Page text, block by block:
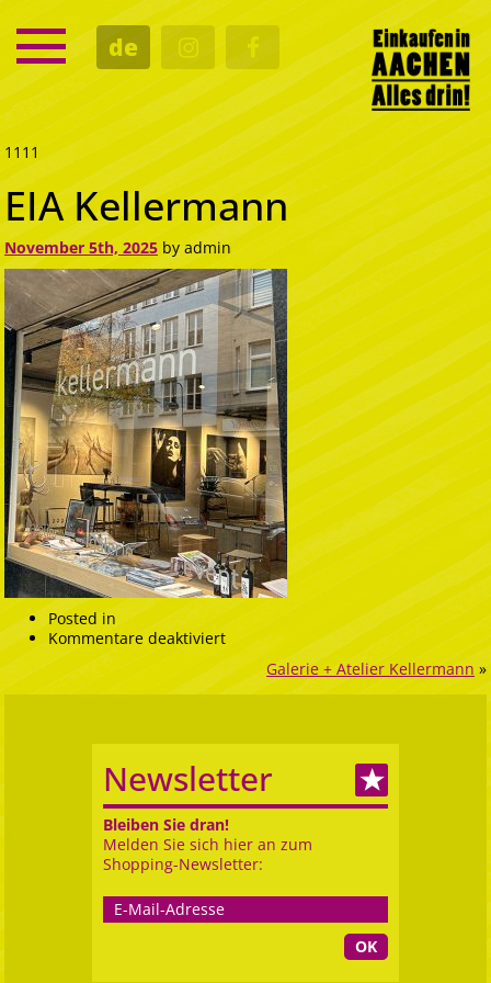
de
SERVICE
TERMINE
KULTUR
GASTRO
1111
EIA Kellermann
November 5th, 2025 by admin
Posted in
Kommentare deaktiviertfür
EIA
KellermannGalerie + Atelier Kellermann »
Newsletter
Bleiben Sie dran!
Melden Sie sich hier an zum
Shopping-Newsletter:
OK